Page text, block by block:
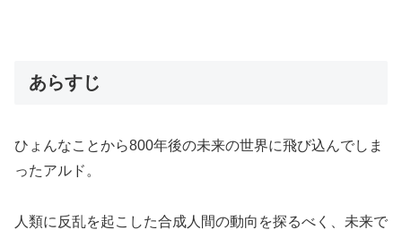
あらすじ
ひょんなことから800年後の未来の世界に飛び込んでしま
ったアルド。
人類に反乱を起こした合成人間の動向を探るべく、未来で